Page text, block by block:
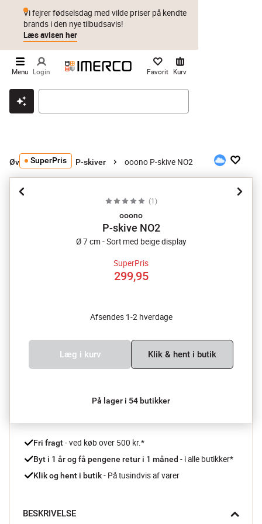
Klik & hent Byt i 1 år Prismatch
Vi fejrer fødselsdag med vilde priser på kendte
brands i den nye tilbudsavis!
Læs avisen her
Menu Login Favorit Kurv
Øvrigt udeliv P-skiver ooono P-skive NO2
SuperPris
(1 )
ooono
P-skive NO2
Ø 7 cm - Sort med beige display
SuperPris
299,95
Afsendes 1-2 hverdage
Læg i kurv Klik & hent i butik
På lager i 54 butikker
Fri fragt - ved køb over 500 kr.*
Byt i 1 år og få pengene retur i 1 måned - i alle butikker*
Klik og hent i butik - På tusindvis af varer
BESKRIVELSE